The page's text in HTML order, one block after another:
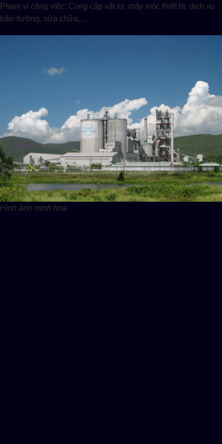
Phạm vi công việc: Cung cấp vật tư, máy móc thiết bị, dịch vụ
bảo dưỡng, sửa chữa,…
Hình ảnh minh hoạ